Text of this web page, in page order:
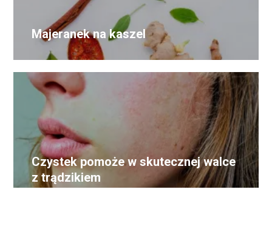
Majeranek na kaszel
Czystek pomoże w skutecznej walce
z trądzikiem